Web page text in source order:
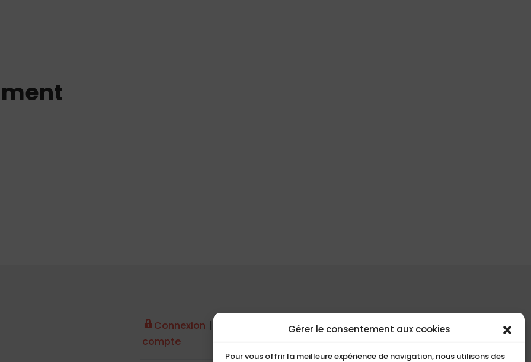
Gérer le consentement aux cookies
Pour vous offrir la meilleure expérience de navigation, nous utilisons des
Connexion |
compte
COMPACT
5, Rue Ambroise Croizat